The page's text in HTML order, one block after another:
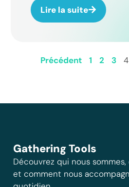
Lire la suite
Précédent 1 2 3 4
Gathering Tools
Découvrez qui nous
et comment nous